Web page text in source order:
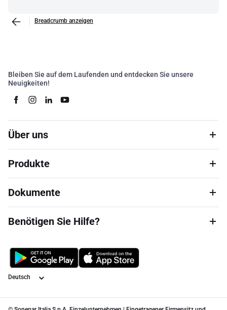
Breadcrumb anzeigen
Bleiben Sie auf dem Laufenden und entdecken Sie unsere
Neuigkeiten!
Über uns
Produkte
Dokumente
Benötigen Sie Hilfe?
Sprache